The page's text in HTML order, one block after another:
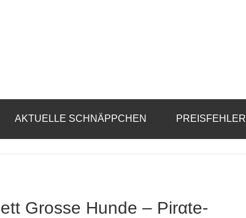
AKTUELLE SCHNÄPPCHEN
Grosse Hunde – Pirαtе-